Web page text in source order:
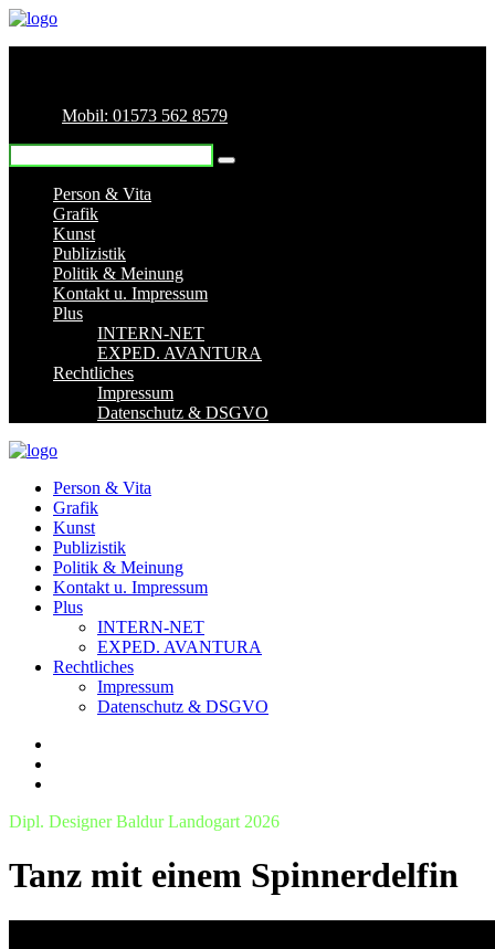
Mobil: 01573 562 8579
Person & Vita
Grafik
Kunst
Publizistik
Politik & Meinung
Kontakt u. Impressum
Plus
INTERN-NET
EXPED. AVANTURA
Rechtliches
Impressum
Datenschutz & DSGVO
Person & Vita
Grafik
Kunst
Publizistik
Politik & Meinung
Kontakt u. Impressum
Plus
INTERN-NET
EXPED. AVANTURA
Rechtliches
Impressum
Datenschutz & DSGVO
Dipl. Designer Baldur Landogart 2026
Tanz mit einem Spinnerdelfin